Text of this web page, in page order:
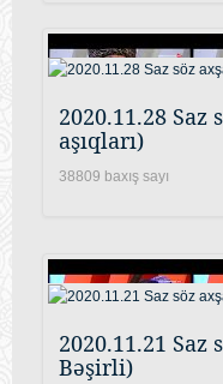
2020.11.28 Saz
aşıqları)
38809 baxış sayı
2020.11.21 Saz
Bəşirli)